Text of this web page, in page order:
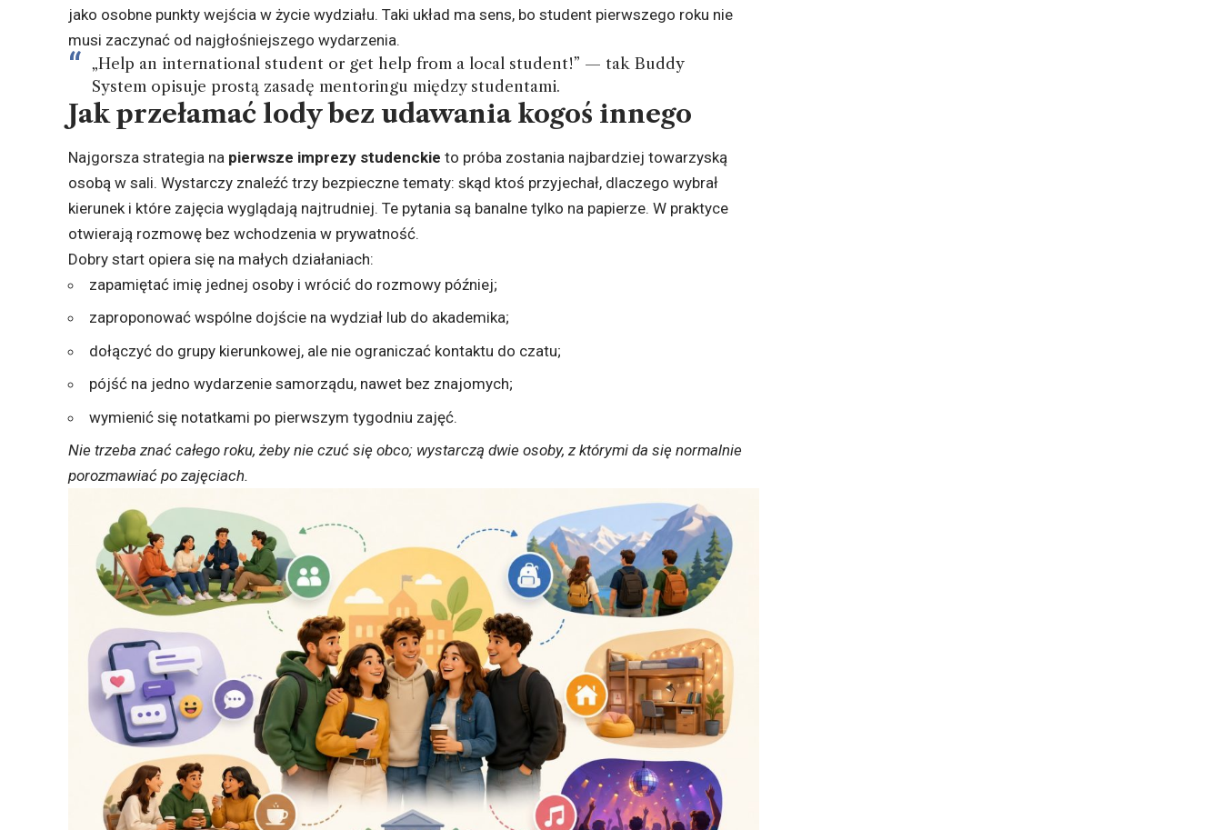
jako osobne punkty wejścia w życie wydziału. Taki układ ma sens, bo student pierwszego roku nie
musi zaczynać od najgłośniejszego wydarzenia.
„Help an international student or get help from a local student!” — tak Buddy
System opisuje prostą zasadę mentoringu między studentami.
Jak przełamać lody bez udawania kogoś innego
Najgorsza strategia na pierwsze imprezy studenckie to próba zostania najbardziej towarzyską
osobą w sali. Wystarczy znaleźć trzy bezpieczne tematy: skąd ktoś przyjechał, dlaczego wybrał
kierunek i które zajęcia wyglądają najtrudniej. Te pytania są banalne tylko na papierze. W praktyce
otwierają rozmowę bez wchodzenia w prywatność.
Dobry start opiera się na małych działaniach:
zapamiętać imię jednej osoby i wrócić do rozmowy później;
zaproponować wspólne dojście na wydział lub do akademika;
dołączyć do grupy kierunkowej, ale nie ograniczać kontaktu do czatu;
pójść na jedno wydarzenie samorządu, nawet bez znajomych;
wymienić się notatkami po pierwszym tygodniu zajęć.
Nie trzeba znać całego roku, żeby nie czuć się obco; wystarczą dwie osoby, z którymi da się normalnie
porozmawiać po zajęciach.